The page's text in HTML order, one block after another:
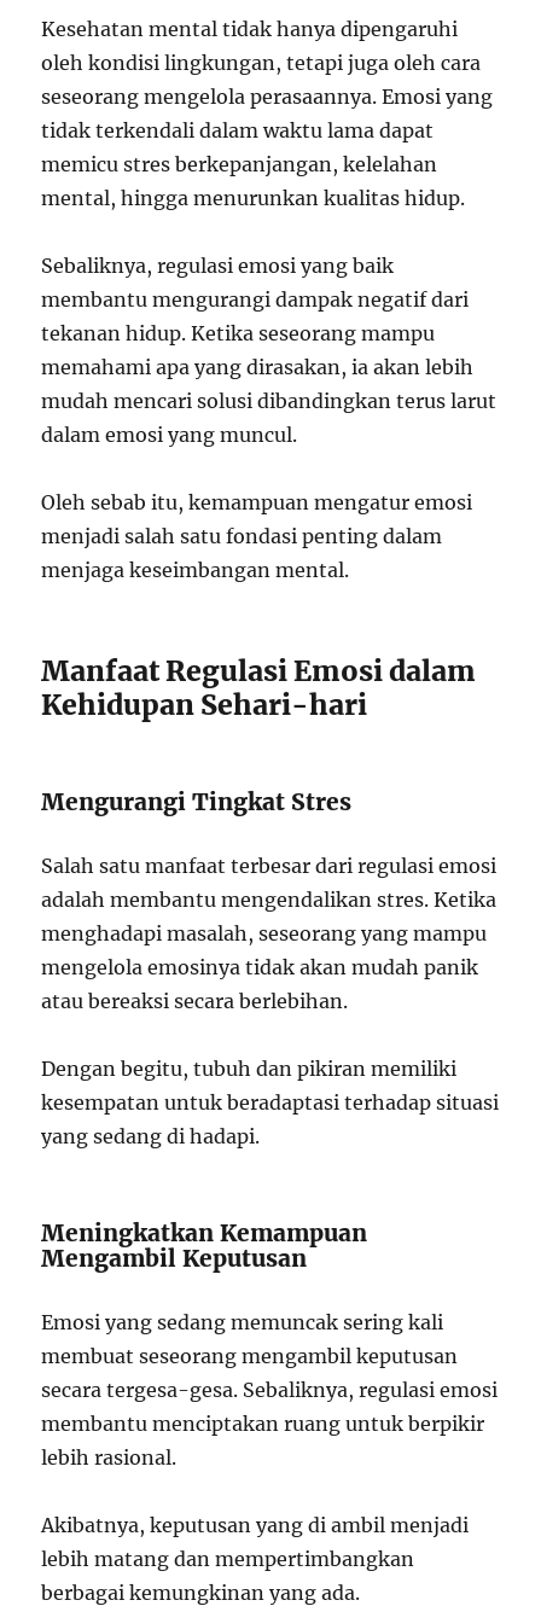
Kesehatan mental tidak hanya dipengaruhi
oleh kondisi lingkungan, tetapi juga oleh cara
seseorang mengelola perasaannya. Emosi yang
tidak terkendali dalam waktu lama dapat
memicu stres berkepanjangan, kelelahan
mental, hingga menurunkan kualitas hidup.
Sebaliknya, regulasi emosi yang baik
membantu mengurangi dampak negatif dari
tekanan hidup. Ketika seseorang mampu
memahami apa yang dirasakan, ia akan lebih
mudah mencari solusi dibandingkan terus larut
dalam emosi yang muncul.
Oleh sebab itu, kemampuan mengatur emosi
menjadi salah satu fondasi penting dalam
menjaga keseimbangan mental.
Manfaat Regulasi Emosi dalam
Kehidupan Sehari-hari
Mengurangi Tingkat Stres
Salah satu manfaat terbesar dari regulasi emosi
adalah membantu mengendalikan stres. Ketika
menghadapi masalah, seseorang yang mampu
mengelola emosinya tidak akan mudah panik
atau bereaksi secara berlebihan.
Dengan begitu, tubuh dan pikiran memiliki
kesempatan untuk beradaptasi terhadap situasi
yang sedang di hadapi.
Meningkatkan Kemampuan
Mengambil Keputusan
Emosi yang sedang memuncak sering kali
membuat seseorang mengambil keputusan
secara tergesa-gesa. Sebaliknya, regulasi emosi
membantu menciptakan ruang untuk berpikir
lebih rasional.
Akibatnya, keputusan yang di ambil menjadi
lebih matang dan mempertimbangkan
berbagai kemungkinan yang ada.